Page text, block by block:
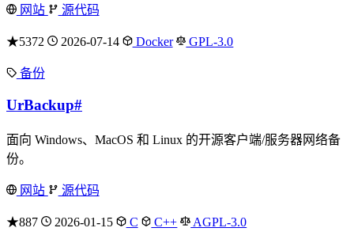
网站 源代码
★5372 2026-07-14 Docker GPL-3.0
备份
UrBackup#
面向 Windows、MacOS 和 Linux 的开源客户端/服务器网络备
份。
网站 源代码
★887 2026-01-15 C C++ AGPL-3.0